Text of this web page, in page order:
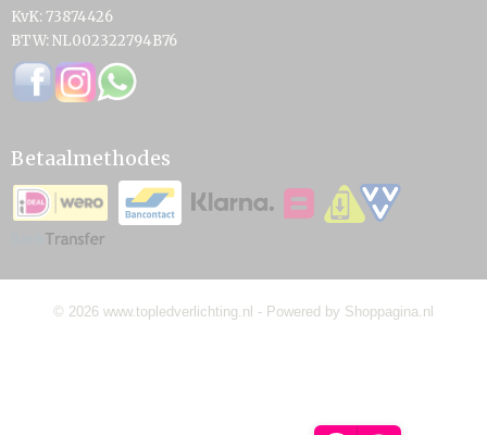
KvK: 73874426
BTW: NL002322794B76
Betaalmethodes
© 2026 www.topledverlichting.nl - Powered by Shoppagina.nl